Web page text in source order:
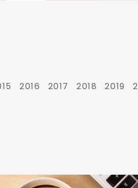
2016 2017 2018 2019